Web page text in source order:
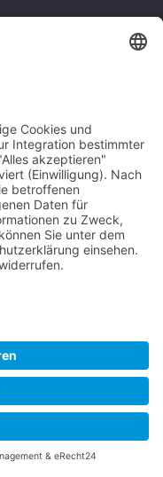
B-17 Flying
die Informationen
mich sehr
mitPayPal